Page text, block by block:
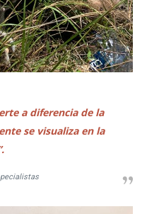
a diferencia de la
se visualiza en la